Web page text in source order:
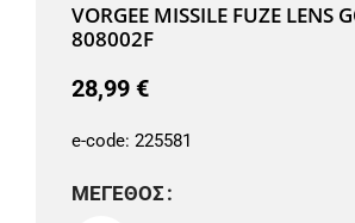
VORGEE MISSILE FUZE LENS
808002F
28,99 €
e-code: 225581
ΜΈΓΕΘΟΣ